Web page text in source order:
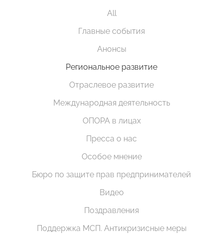
All
Главные события
Анонсы
Региональное развитие
Отраслевое развитие
Международная деятельность
ОПОРА в лицах
Пресса о нас
Особое мнение
Бюро по защите прав предпринимателей
Видео
Поздравления
Поддержка МСП. Антикризисные меры